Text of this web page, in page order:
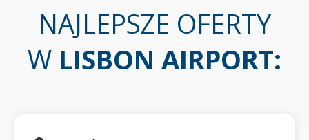
NAJLEPSZE OFERTY
W LISBON AIRPORT: